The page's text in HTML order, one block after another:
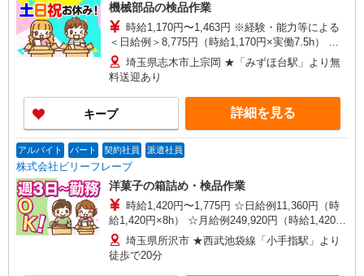
機械部品の検品作業
時給1,170円〜1,463円 ※経験・能力等による
＜日給例＞8,775円（時給1,170円×実働7.5h） ＜
月給例＞193,050円（時給1,170円×実働7.5h×22日
勤務）
埼玉県志木市上宗岡 ★「みずほ台駅」より無
料送迎あり
キープ 詳細を見る
アルバイト パート 契約社員 派遣社員
株式会社ビリーフレーブ
洋菓子の箱詰め・検品作業
時給1,420円〜1,775円 ☆日給例11,360円（時
給1,420円×8h） ☆月給例249,920円（時給1,420円
×8h×22日） ※経験・能力等による
埼玉県所沢市 ★西武池袋線「小手指駅」より
徒歩で20分